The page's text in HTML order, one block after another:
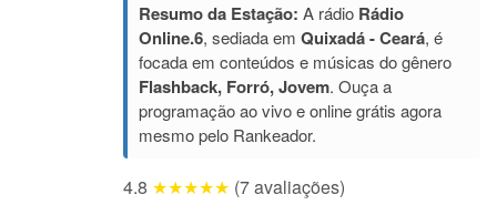
Resumo da Estação: A rádio Rádio
Online.6, sediada em Quixadá - Ceará, é
focada em conteúdos e músicas do gênero
Flashback, Forró, Jovem. Ouça a
programação ao vivo e online grátis agora
mesmo pelo Rankeador.
4.8 ★★★★★ (7 avaliações)